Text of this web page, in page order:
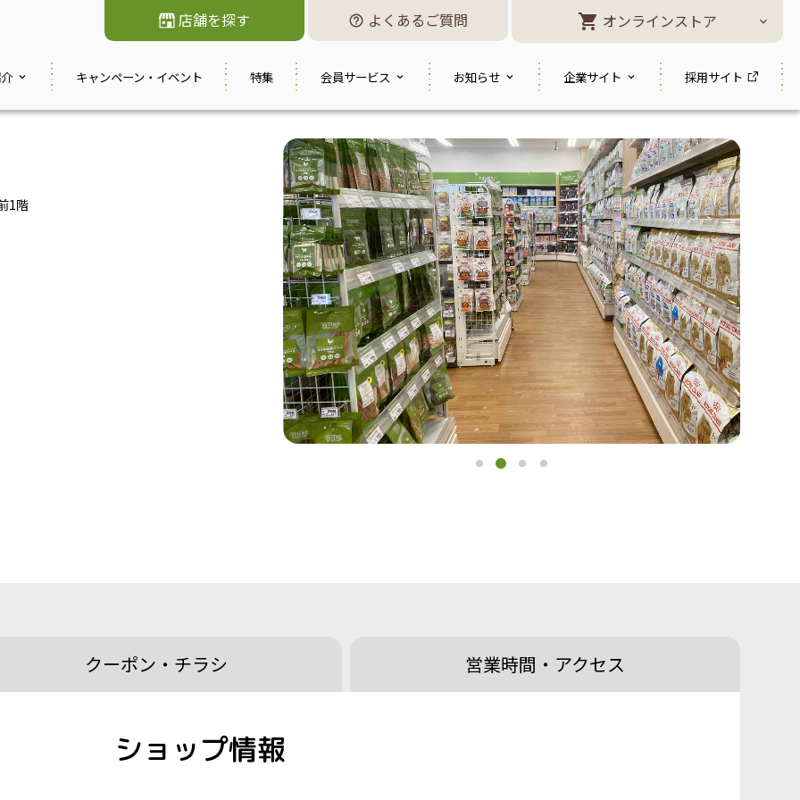
店舗を探す よくあるご質問 オンラインストア
キャンペーン・ イベント 特集 会員サービス お知らせ 企業サイト 採用サイト
1階
クーポン・ チラシ 営業時間・ アクセス
ショップ情報